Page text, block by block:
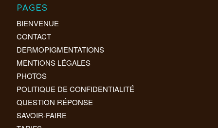
PAGES
BIENVENUE
CONTACT
DERMOPIGMENTATIONS
MENTIONS LÉGALES
PHOTOS
POLITIQUE DE CONFIDENTIALITÉ
QUESTION RÉPONSE
SAVOIR-FAIRE